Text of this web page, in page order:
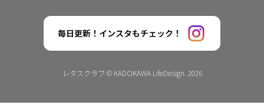
毎日更新！インスタもチェック！
レタスクラブ © KADOKAWA LifeDesign. 2026